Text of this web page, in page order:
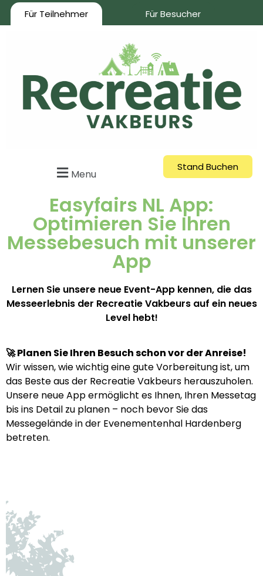
Für Teilnehmer Für Besucher
Menu
Stand Buchen
Easyfairs NL App:
Optimieren Sie Ihren
Messebesuch mit unserer
App
Lernen Sie unsere neue Event-App kennen, die das
Messeerlebnis der Recreatie Vakbeurs auf ein neues
Level hebt!
🚀 Planen Sie Ihren Besuch schon vor der Anreise!
Wir wissen, wie wichtig eine gute Vorbereitung ist, um
das Beste aus der Recreatie Vakbeurs herauszuholen.
Unsere neue App ermöglicht es Ihnen, Ihren Messetag
bis ins Detail zu planen – noch bevor Sie das
Messegelände in der Evenementenhal Hardenberg
betreten.